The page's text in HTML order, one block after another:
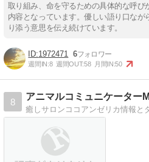
取り組み、命を守るための具体的な呼び
内容となっています。優しい語り口な
り添う意思を伝え続けています。
1972471 6
週間IN:8 週間OUT:58 月間IN:50
8
アニマルコミュニケーター